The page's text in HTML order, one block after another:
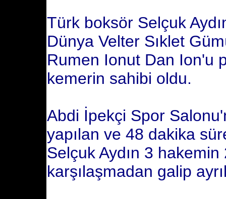
Türk boksör Selçuk
Dünya Velter Sıklet
Rumen Ionut Dan Ion'u
kemerin sahibi oldu.
Abdi İpekçi Spor
yapılan ve 48 dakika
Selçuk Aydın 3
karşılaşmadan galip